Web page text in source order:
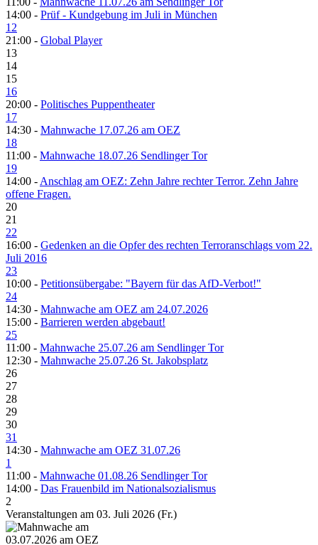
14:00 - Prüf - Kundgebung im Juli in München
12
21:00 - Global Player
13
14
15
16
20:00 - Politisches Puppentheater
17
14:30 - Mahnwache 17.07.26 am OEZ
18
11:00 - Mahnwache 18.07.26 Sendlinger Tor
19
14:00 - Anschlag am OEZ: Zehn Jahre rechter Terror. Zehn Jahre
offene Fragen.
20
21
22
16:00 - Gedenken an die Opfer des rechten Terroranschlags vom 22.
Juli 2016
23
10:00 - Petitionsübergabe: "Bayern für das AfD-Verbot!"
24
14:30 - Mahnwache am OEZ am 24.07.2026
15:00 - Barrieren werden abgebaut!
25
11:00 - Mahnwache 25.07.26 am Sendlinger Tor
12:30 - Mahnwache 25.07.26 St. Jakobsplatz
26
27
28
29
30
31
14:30 - Mahnwache am OEZ 31.07.26
1
11:00 - Mahnwache 01.08.26 Sendlinger Tor
14:00 - Das Frauenbild im Nationalsozialismus
2
Veranstaltungen am 03. Juli 2026 (Fr.)